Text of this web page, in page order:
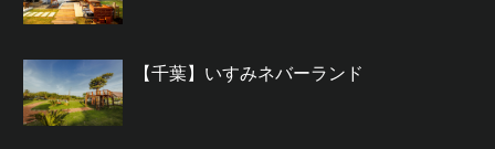
【千葉】いすみネバーランド